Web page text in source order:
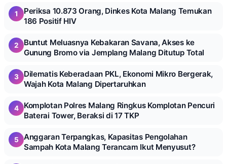
1
Periksa 10.873 Orang, Dinkes Kota Malang Temukan
186 Positif HIV
2
Buntut Meluasnya Kebakaran Savana, Akses ke
Gunung Bromo via Jemplang Malang Ditutup Total
3
Dilematis Keberadaan PKL, Ekonomi Mikro Bergerak,
Wajah Kota Malang Dipertaruhkan
4
Komplotan Polres Malang Ringkus Komplotan Pencuri
Baterai Tower, Beraksi di 17 TKP
5
Anggaran Terpangkas, Kapasitas Pengolahan
Sampah Kota Malang Terancam Ikut Menyusut?